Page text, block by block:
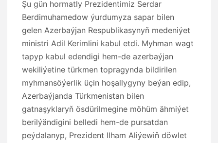
Şu gün hormatly Prezidentimiz Serdar
Berdimuhamedow ýurdumyza sapar bilen
gelen Azerbaýjan Respublikasynyň medeniýet
ministri Adil Kerimlini kabul etdi. Myhman wagt
tapyp kabul edendigi hem-de azerbaýjan
wekiliýetine türkmen topragynda bildirilen
myhmansöýerlik üçin hoşallygyny beýan edip,
Azerbaýjanda Türkmenistan bilen
gatnaşyklaryň ösdürilmegine möhüm ähmiýet
berilýändigini belledi hem-de pursatdan
peýdalanyp, Prezident Ilham Aliýewiň döwlet